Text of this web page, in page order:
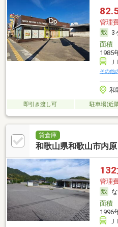
管理
3
面積
1985
その他
和
即引き渡し可 駐車場(近
貸倉庫
和歌山県和歌山市内原
132
管理
面積
1996